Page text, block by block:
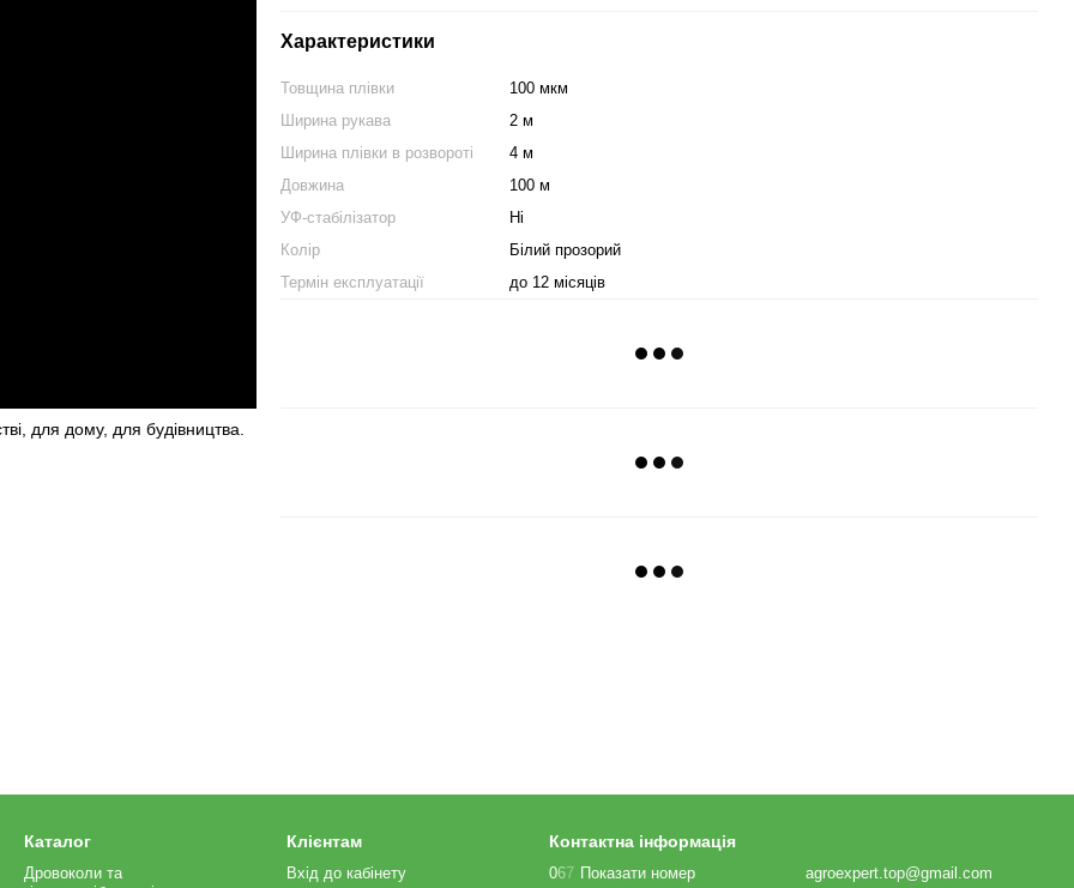
для дому, для будівництва.
Характеристики
Товщина плівки
100 мкм
Ширина рукава
2 м
Ширина плівки в розвороті
4 м
Довжина
100 м
УФ-стабілізатор
Ні
Колір
Білий прозорий
Термін експлуатації
до 12 місяців
Каталог
Дровоколи та
Клієнтам
Вхід до кабінету
Контактна інформація
067 Показати номер agroexpert.top@gmail.com